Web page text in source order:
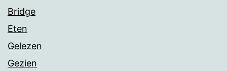
Bridge
Eten
Gelezen
Gezien